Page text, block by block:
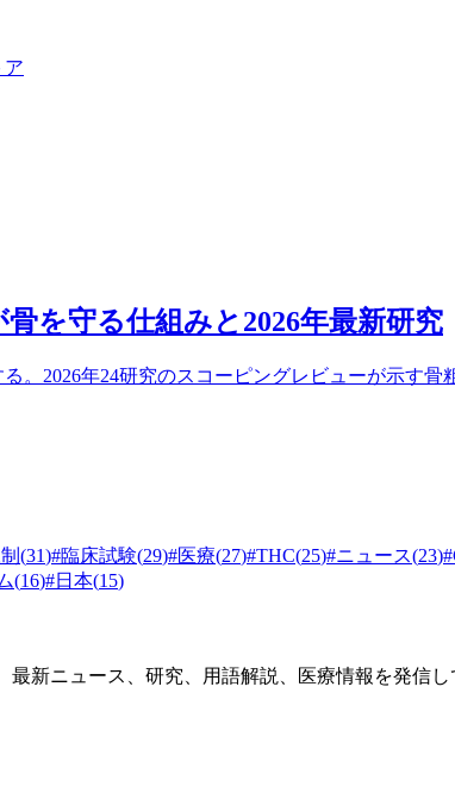
ア
を守る仕組みと2026年最新研究
。2026年24研究のスコーピングレビューが示す
(31)#臨床試験(29)#医療(27)#THC(25)#ニュース(23)#
(16)#日本(15)
新ニュース、研究、用語解説、医療情報を発信し